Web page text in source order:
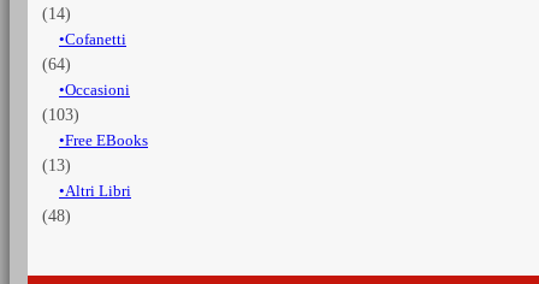
(14)
Cofanetti
(64)
Occasioni
(103)
Free EBooks
(13)
Altri Libri
(48)